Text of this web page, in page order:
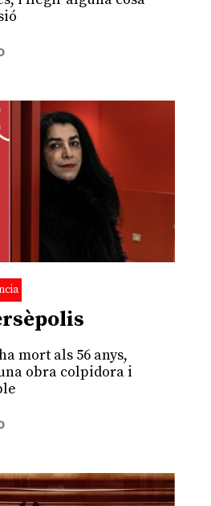
mort als 56 anys,
obra colpidora i